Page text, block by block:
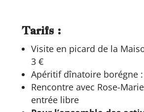
Tarifs :
Visite en picard de la
3 €
Apéritif dînatoire borégne
Rencontre avec Rose-
entrée libre